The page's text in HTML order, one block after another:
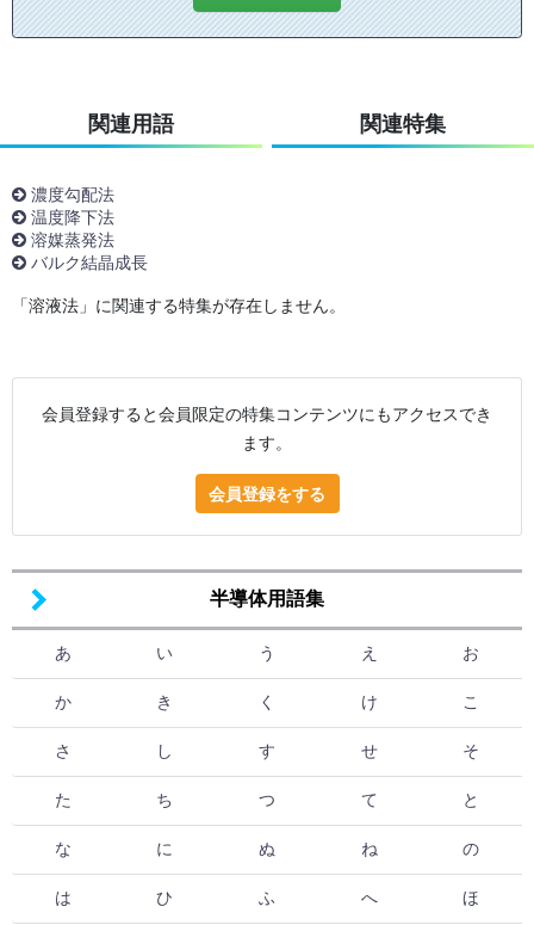
半導体用語集
あ い う え お
か き く け こ
さ し す せ そ
た ち つ て と
な に ぬ ね の
は ひ ふ へ ほ
関連用語 関連特集
濃度勾配法
温度降下法
溶媒蒸発法
バルク結晶成長
「溶液法」に関連する特集が存在しません。
会員登録すると会員限定の特集コンテンツにもアクセスでき
ます。
会員登録をする